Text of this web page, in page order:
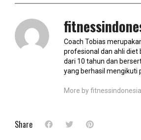
Coach Tobias
profesional dan ahli diet
dari 10 tahun dan
yang berhasil mengikuti
More by fitnessindonesia
Share